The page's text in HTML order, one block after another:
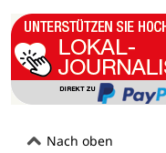
Nach oben